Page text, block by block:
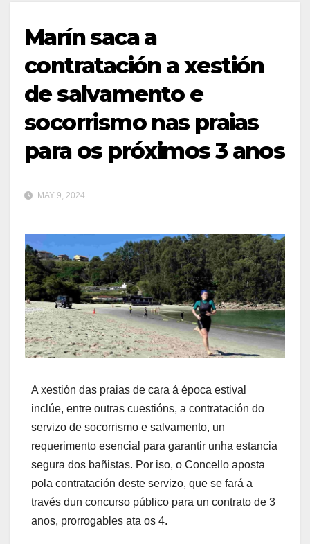
Marín saca a
contratación a xestión
de salvamento e
socorrismo nas praias
para os próximos 3 anos
MAY 9, 2024
A xestión das praias de cara á época estival
inclúe, entre outras cuestións, a contratación do
servizo de socorrismo e salvamento, un
requerimento esencial para garantir unha estancia
segura dos bañistas. Por iso, o Concello aposta
pola contratación deste servizo, que se fará a
través dun concurso público para un contrato de 3
anos, prorrogables ata os 4.